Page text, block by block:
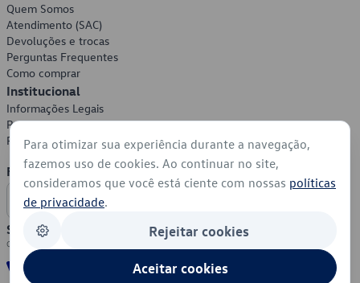
Quem Somos
Atendimento (SAC)
Devoluções e trocas
Perguntas Frequentes
Como comprar
Institucional
Informações Legais
Política de Privacidade
Política de Cookies
Formas de Pagamento
Segurança
Para otimizar sua experiência durante a navegação,
fazemos uso de cookies. Ao continuar no site,
consideramos que você está ciente com nossas políticas
de privacidade.
Rejeitar cookies
Aceitar cookies